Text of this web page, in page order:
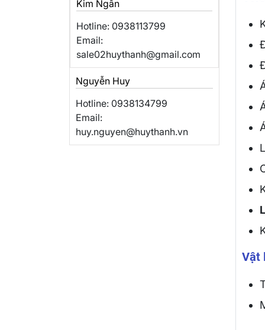
Kim Ngân
Hotline: 0938113799
Email:
sale02huythanh@gmail.com
Nguyễn Huy
Hotline: 0938134799
Email:
huy.nguyen@huythanh.vn
Vật